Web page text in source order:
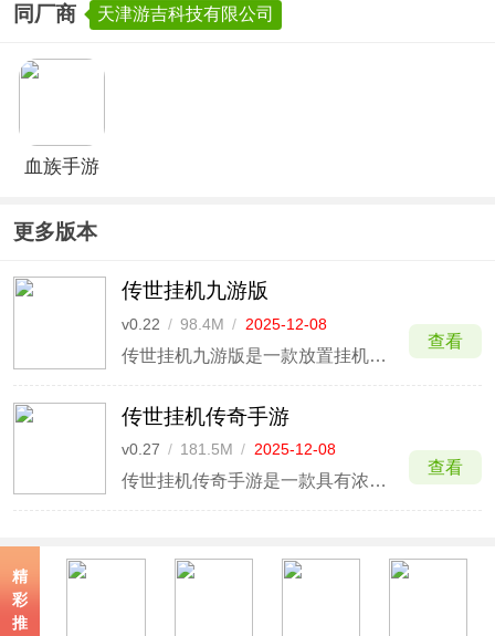
同厂商 天津游吉科技有限公司
血族手游
更多版本
传世挂机九游版
v0.22 / 98.4M / 2025-12-08
传世挂机九游版是一款放置挂机战斗类热血RPG手游，以精品IP传奇世界为原型，用轻松的挂机模式诠释了经典的放置类手游，一次登陆纵享全天收益。游戏延续经典的战法道三职业、传统的MMO成长线、正统的传世视觉体系，高度还原了《传奇世界》。
查看
传世挂机传奇手游
v0.27 / 181.5M / 2025-12-08
传世挂机传奇手游是一款具有浓厚传奇色彩的放置挂机类游戏，全新的挂机模式解放了广大勇士们的双手，让你在忙碌之余也能够享受到热血传奇的乐趣。超精致的画面品质，特效也超炫酷，还有华丽的升级，行会集结、热血攻沙、杀人爆物、元神养成，再现热血PK世界；尸霸、禁地魔王、通天教主、铁血魔
查看
精
彩
推